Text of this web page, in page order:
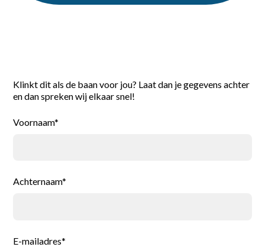
Klinkt dit als de baan voor jou? Laat dan je gegevens achter
en dan spreken wij elkaar snel!
Voornaam*
Achternaam*
E-mailadres*